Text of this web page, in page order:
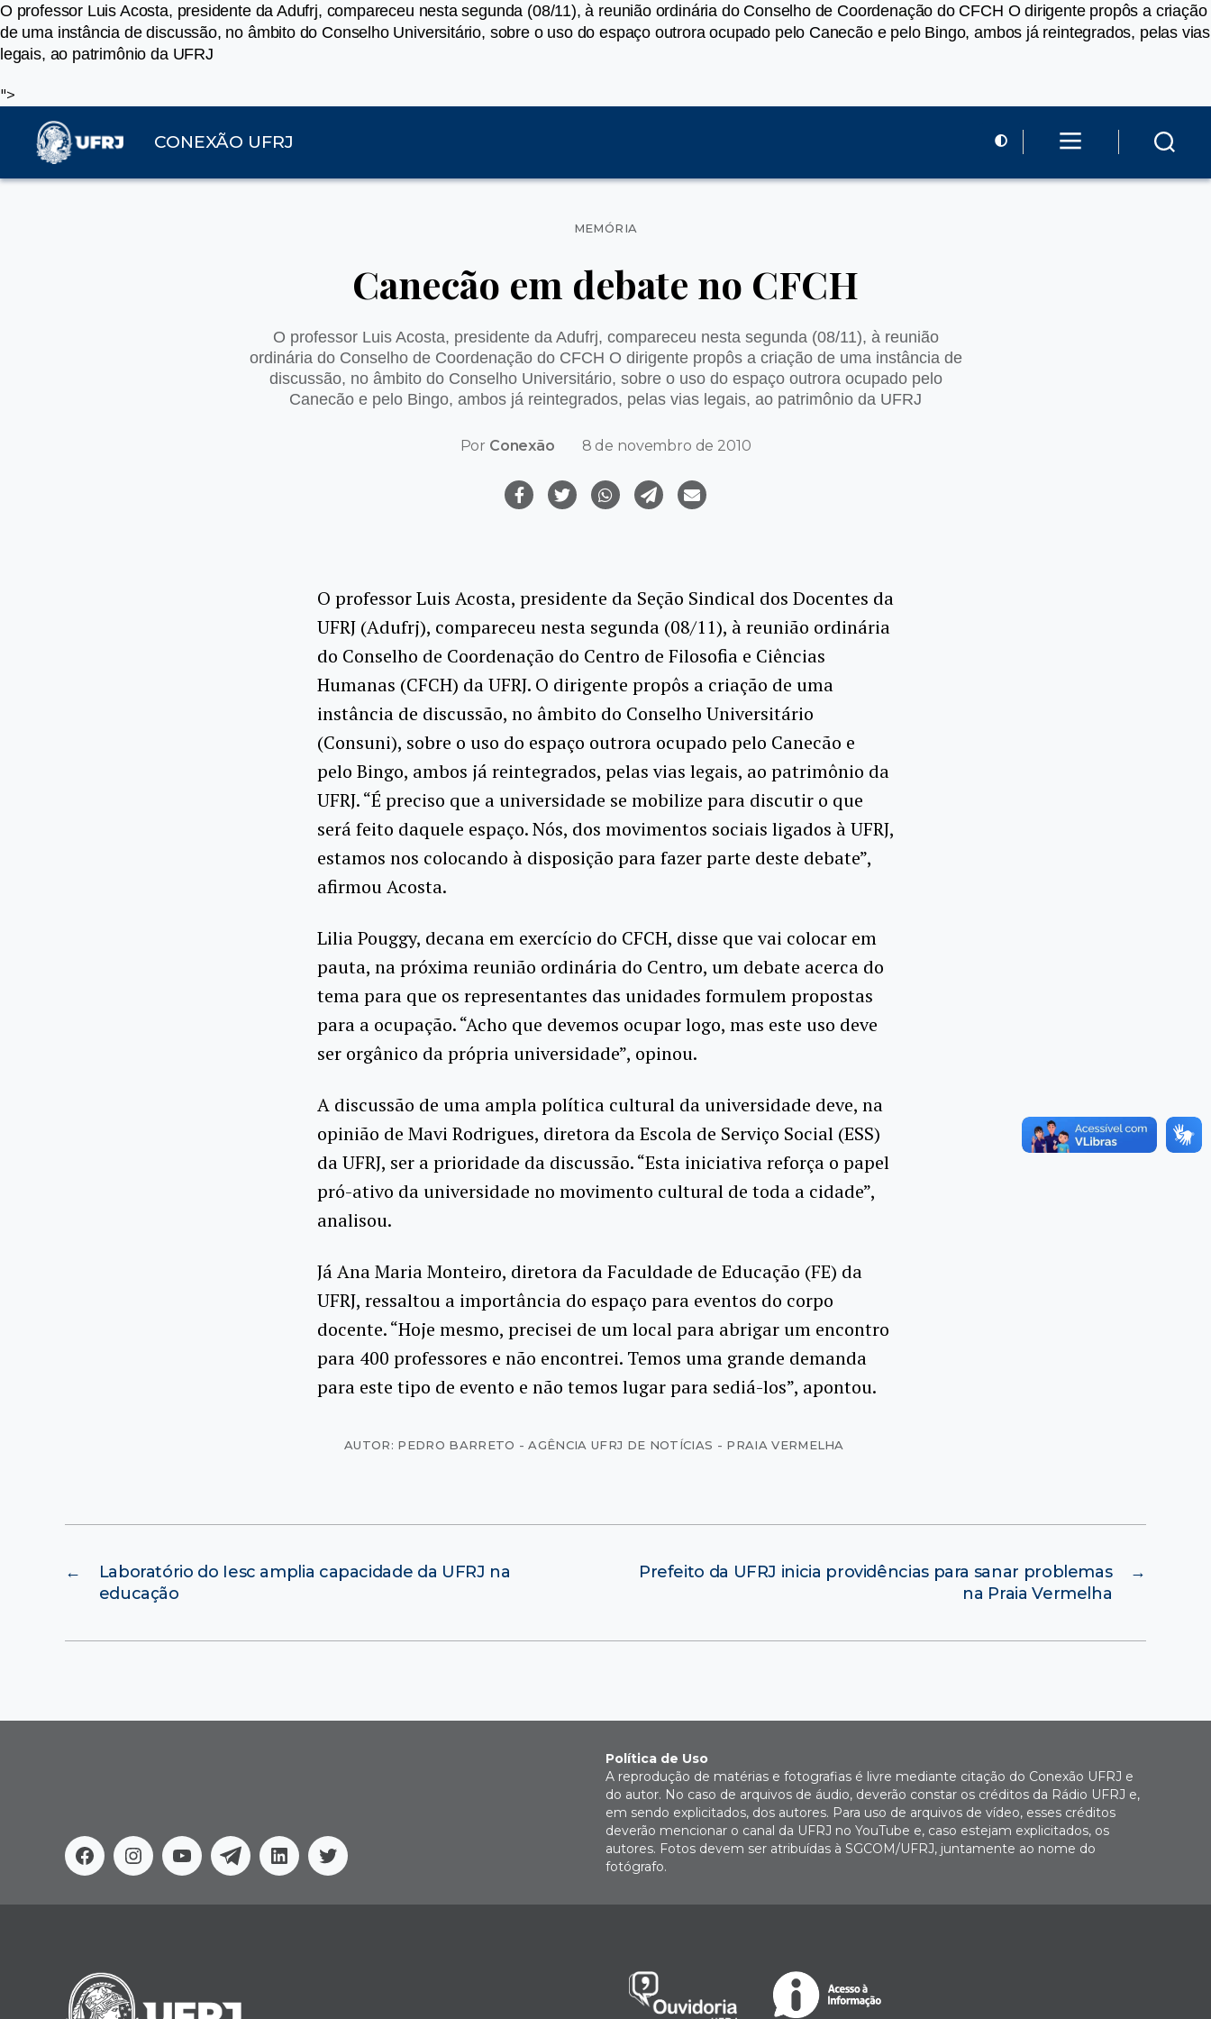
O professor Luis Acosta, presidente da Adufrj, compareceu nesta segunda (08/11), à reunião ordinária do Conselho de Coordenação do CFCH O dirigente propôs a criação
de uma instância de discussão, no âmbito do Conselho Universitário, sobre o uso do espaço outrora ocupado pelo Canecão e pelo Bingo, ambos já reintegrados, pelas vias
legais, ao patrimônio da UFRJ
">
CONEXÃO UFRJ
Categorias
MEMÓRIA
Canecão em debate no CFCH
O professor Luis Acosta, presidente da Adufrj, compareceu nesta segunda (08/11), à reunião
ordinária do Conselho de Coordenação do CFCH O dirigente propôs a criação de uma instância de
discussão, no âmbito do Conselho Universitário, sobre o uso do espaço outrora ocupado pelo
Canecão e pelo Bingo, ambos já reintegrados, pelas vias legais, ao patrimônio da UFRJ
Por Conexão 8 de novembro de 2010
O professor Luis Acosta, presidente da Seção Sindical dos Docentes da
UFRJ (Adufrj), compareceu nesta segunda (08/11), à reunião ordinária
do Conselho de Coordenação do Centro de Filosofia e Ciências
Humanas (CFCH) da UFRJ. O dirigente propôs a criação de uma
instância de discussão, no âmbito do Conselho Universitário
(Consuni), sobre o uso do espaço outrora ocupado pelo Canecão e
pelo Bingo, ambos já reintegrados, pelas vias legais, ao patrimônio da
UFRJ. “É preciso que a universidade se mobilize para discutir o que
será feito daquele espaço. Nós, dos movimentos sociais ligados à UFRJ,
estamos nos colocando à disposição para fazer parte deste debate”,
afirmou Acosta.
Lilia Pouggy, decana em exercício do CFCH, disse que vai colocar em
pauta, na próxima reunião ordinária do Centro, um debate acerca do
tema para que os representantes das unidades formulem propostas
para a ocupação. “Acho que devemos ocupar logo, mas este uso deve
ser orgânico da própria universidade”, opinou.
A discussão de uma ampla política cultural da universidade deve, na
opinião de Mavi Rodrigues, diretora da Escola de Serviço Social (ESS)
da UFRJ, ser a prioridade da discussão. “Esta iniciativa reforça o papel
pró-ativo da universidade no movimento cultural de toda a cidade”,
analisou.
Já Ana Maria Monteiro, diretora da Faculdade de Educação (FE) da
UFRJ, ressaltou a importância do espaço para eventos do corpo
docente. “Hoje mesmo, precisei de um local para abrigar um encontro
para 400 professores e não encontrei. Temos uma grande demanda
para este tipo de evento e não temos lugar para sediá-los”, apontou.
AUTOR: PEDRO BARRETO - AGÊNCIA UFRJ DE NOTÍCIAS - PRAIA VERMELHA
←
Laboratório do Iesc amplia capacidade da UFRJ na
educação
→
Prefeito da UFRJ inicia providências para sanar problemas
na Praia Vermelha
FacebookInstagram
YoutubeTelegramLinkedinTwitter
Política de Uso
A reprodução de matérias e fotografias é livre mediante citação do Conexão UFRJ e
do autor. No caso de arquivos de áudio, deverão constar os créditos da Rádio UFRJ e,
em sendo explicitados, dos autores. Para uso de arquivos de vídeo, esses créditos
deverão mencionar o canal da UFRJ no YouTube e, caso estejam explicitados, os
autores. Fotos devem ser atribuídas à SGCOM/UFRJ, juntamente ao nome do
fotógrafo.